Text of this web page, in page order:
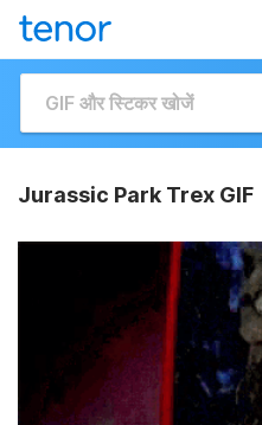
Jurassic Park Trex GIF